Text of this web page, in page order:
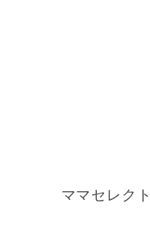
ママセレクト